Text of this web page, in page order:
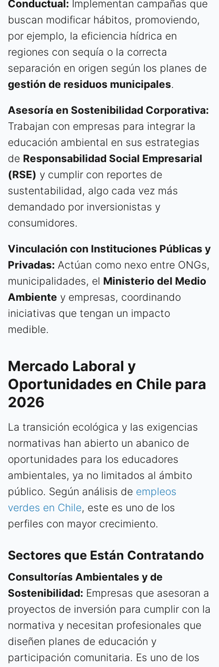
Conductual: Implementan campañas que
buscan modificar hábitos, promoviendo,
por ejemplo, la eficiencia hídrica en
regiones con sequía o la correcta
separación en origen según los planes de
gestión de residuos municipales.
Asesoría en Sostenibilidad Corporativa:
Trabajan con empresas para integrar la
educación ambiental en sus estrategias
de Responsabilidad Social Empresarial
(RSE) y cumplir con reportes de
sustentabilidad, algo cada vez más
demandado por inversionistas y
consumidores.
Vinculación con Instituciones Públicas y
Privadas: Actúan como nexo entre ONGs,
municipalidades, el Ministerio del Medio
Ambiente y empresas, coordinando
iniciativas que tengan un impacto
medible.
Mercado Laboral y
Oportunidades en Chile para
2026
La transición ecológica y las exigencias
normativas han abierto un abanico de
oportunidades para los educadores
ambientales, ya no limitados al ámbito
público. Según análisis de empleos
verdes en Chile, este es uno de los
perfiles con mayor crecimiento.
Sectores que Están Contratando
Consultorías Ambientales y de
Sostenibilidad: Empresas que asesoran a
proyectos de inversión para cumplir con la
normativa y necesitan profesionales que
diseñen planes de educación y
participación comunitaria. Es uno de los